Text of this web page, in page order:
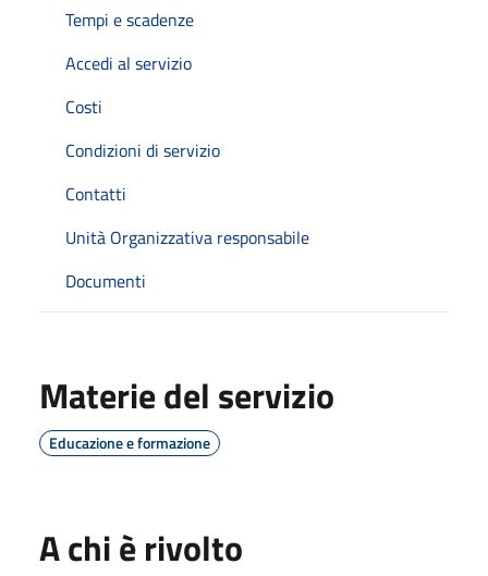
Tempi e scadenze
Accedi al servizio
Costi
Condizioni di servizio
Contatti
Unità Organizzativa responsabile
Documenti
Materie del servizio
Educazione e formazione
A chi è rivolto